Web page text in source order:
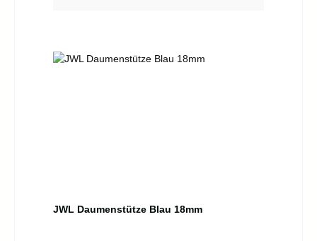
JWL Daumenstütze Blau 18mm